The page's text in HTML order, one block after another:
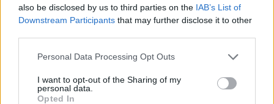
also be disclosed by us to third parties on the IAB’s List of
Downstream Participants that may further disclose it to other
Personal Data Processing Opt Outs
I want to opt-out of the Sharing of my
personal data.
Opted In
Minka 9. rész
Máltai kaland 7.